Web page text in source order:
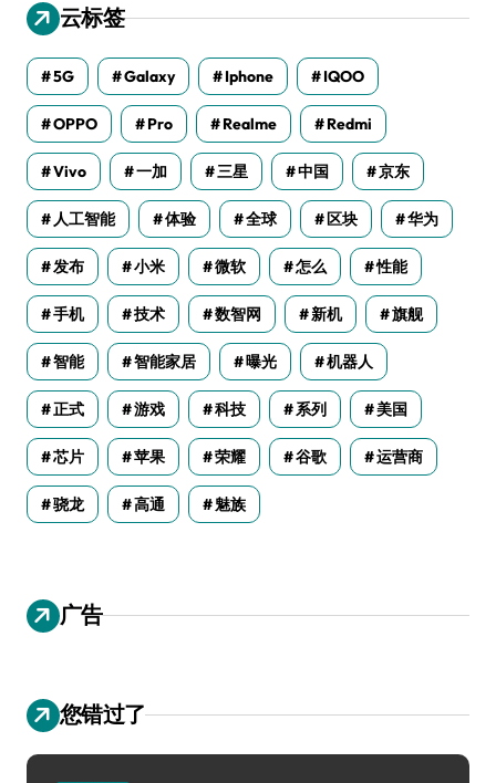
云标签
5G Galaxy Iphone IQOO
OPPO Pro Realme Redmi
Vivo 一加 三星 中国 京东
人工智能 体验 全球 区块 华为
发布 小米 微软 怎么 性能
手机 技术 数智网 新机 旗舰
智能 智能家居 曝光 机器人
正式 游戏 科技 系列 美国
芯片 苹果 荣耀 谷歌 运营商
骁龙 高通 魅族
广告
您错过了